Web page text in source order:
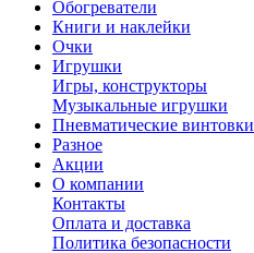
Обогреватели
Книги и наклейки
Очки
Игрушки
Игры, конструкторы
Музыкальные игрушки
Пневматические винтовки
Разное
Акции
О компании
Контакты
Оплата и доставка
Политика безопасности